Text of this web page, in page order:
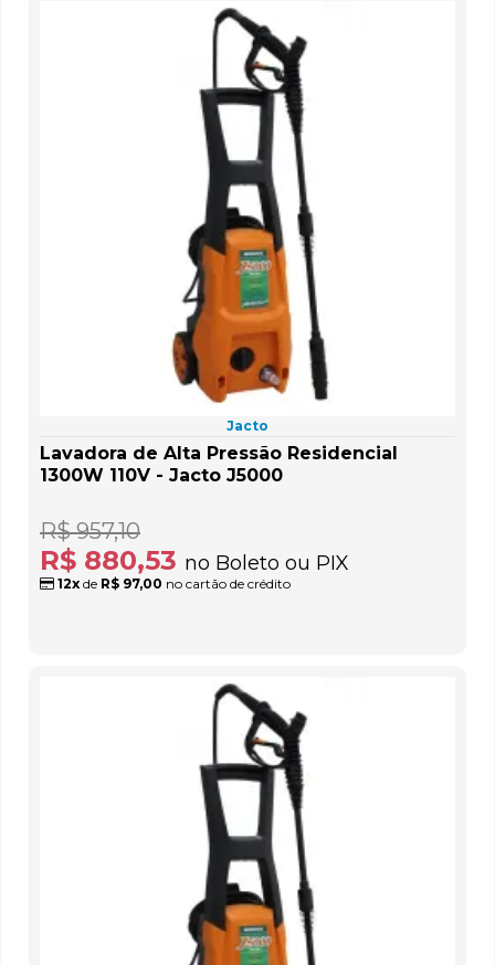
Jacto
Lavadora de Alta Pressão Residencial
1300W 110V - Jacto J5000
R$ 880,53 no Boleto ou PIX
R$ 957,10
12x de R$ 97,00 no cartão de crédito